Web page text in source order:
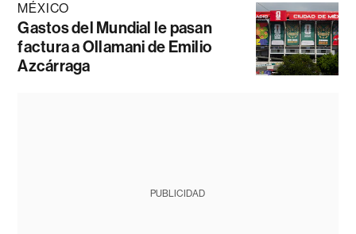
MÉXICO
Gastos del Mundial le pasan
factura a Ollamani de Emilio
Azcárraga
PUBLICIDAD